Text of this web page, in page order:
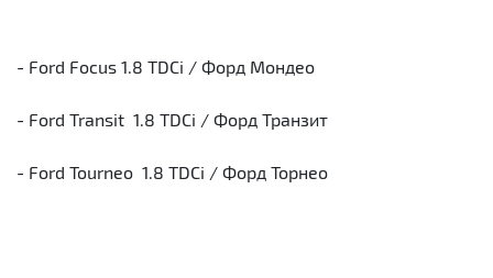
- Ford Focus 1.8 TDCi / Форд Мондео
- Ford Transit 1.8 TDCi / Форд Транзит
- Ford Tourneo 1.8 TDCi / Форд Торнео